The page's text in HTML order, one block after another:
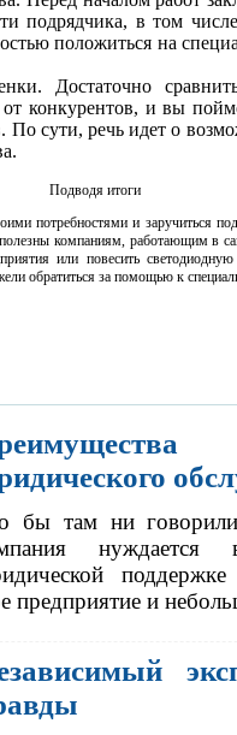
подрядчика, в том
положиться на
Достаточно
конкурентов, и вы
По сути, речь идет о
Подводя итоги
потребностями и заручиться
компаниям, работающим в
или повесить
обратиться за помощью к
бы там ни
нуждается
предприятие и